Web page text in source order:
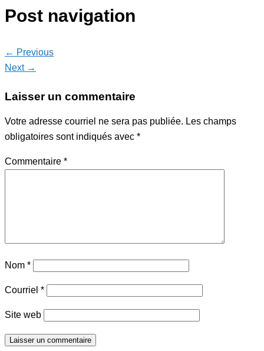
Post navigation
← Previous
Next →
Laisser un commentaire
Votre adresse courriel ne sera pas publiée. Les champs
obligatoires sont indiqués avec *
Commentaire *
Nom *
Courriel *
Site web